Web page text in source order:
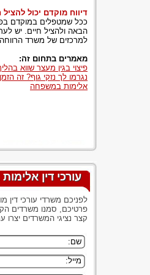
דיווח מוקדם יכול להציל
ככל שמטפלים במוקדם
הבאה ולהציל חיים. יש
למרכזים של משרד הרווחה,
מאמרים בתחום זה:
פיצוי בגין מעצר שווא
נגרמו לך נזקי גוף? זה
אלימות במשפחה
עורכי דין
לפניכם משרדי עורכי דין
פרטיכם, סמנו משרדים
קצר נציגי המשרדים יצרו